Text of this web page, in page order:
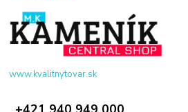
www.kvalitnytovar.sk